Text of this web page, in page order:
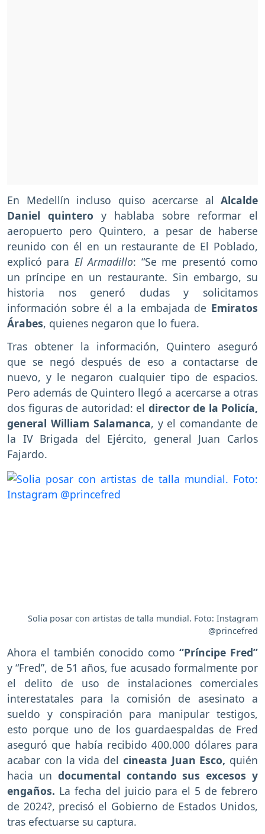
En Medellín incluso quiso acercarse al Alcalde
Daniel quintero y hablaba sobre reformar el
aeropuerto pero Quintero, a pesar de haberse
reunido con él en un restaurante de El Poblado,
explicó para El Armadillo: “Se me presentó como
un príncipe en un restaurante. Sin embargo, su
historia nos generó dudas y solicitamos
información sobre él a la embajada de Emiratos
Árabes, quienes negaron que lo fuera.
Tras obtener la información, Quintero aseguró
que se negó después de eso a contactarse de
nuevo, y le negaron cualquier tipo de espacios.
Pero además de Quintero llegó a acercarse a otras
dos figuras de autoridad: el director de la Policía,
general William Salamanca, y el comandante de
la IV Brigada del Ejército, general Juan Carlos
Fajardo.
Solia posar con artistas de talla mundial. Foto: Instagram
@princefred
Ahora el también conocido como “Príncipe Fred”
y “Fred”, de 51 años, fue acusado formalmente por
el delito de uso de instalaciones comerciales
interestatales para la comisión de asesinato a
sueldo y conspiración para manipular testigos,
esto porque uno de los guardaespaldas de Fred
aseguró que había recibido 400.000 dólares para
acabar con la vida del cineasta Juan Esco, quién
hacia un documental contando sus excesos y
engaños. La fecha del juicio para el 5 de febrero
de 2024?, precisó el Gobierno de Estados Unidos,
tras efectuarse su captura.